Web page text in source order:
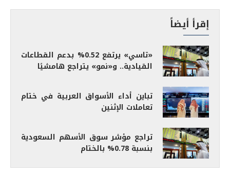
إقرأ أيضاً
«تاسي» يرتفع 0.52% بدعم القطاعات
القيادية.. و«نمو» يتراجع هامشيًا
تباين أداء الأسواق العربية في ختام
تعاملات الإثنين
تراجع مؤشر سوق الأسهم السعودية
بنسبة 0.78% بالختام